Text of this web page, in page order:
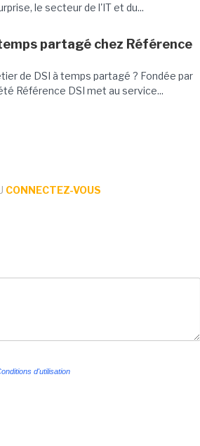
le secteur de l'IT et du...
partagé chez Référence
de DSI à temps partagé ? Fondée par
Référence DSI met au service...
CONNECTEZ-VOUS
d'utilisation